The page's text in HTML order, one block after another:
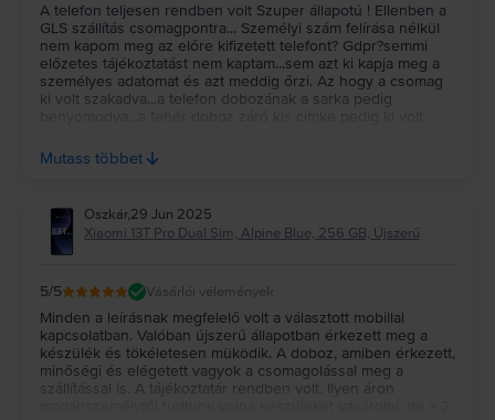
A telefon teljesen rendben volt Szuper állapotú ! Ellenben a
GLS szállítás csomagpontra... Személyi szám felírása nélkül
nem kapom meg az előre kifizetett telefont? Gdpr?semmi
előzetes tájékoztatást nem kaptam...sem azt ki kapja meg a
személyes adatomat és azt meddig őrzi. Az hogy a csomag
ki volt szakadva...a telefon dobozának a sarka pedig
módon engem zavart ki a csomagpont tulaj... mondván szó
szerint hogy ne magyarázzak és huzzak ki a boltból. Ennek
Fenykepeim vannak az atvetelnel...illetve a további
sérülésekről...de gondolom semmit nem érek vele....
Mutass többet
Oszkár,29 Jun 2025
Xiaomi 13T Pro Dual Sim, Alpine Blue, 256 GB, Újszerű
5/5 Vásárlói vélemények
Minden a leírásnak megfelelő volt a választott mobillal
kapcsolatban. Valóban újszerű állapotban érkezett meg a
készülék és tökéletesen müködik. A doboz, amiben érkezett,
minőségi és elégetett vagyok a csomagolással meg a
szállítással is. A tájékoztatár rendben volt. Ilyen áron